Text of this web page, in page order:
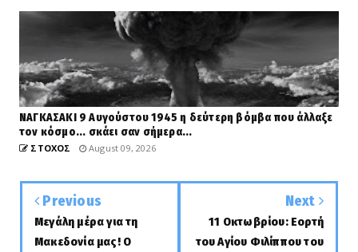
ΝΑΓΚΑΣΑΚΙ 9 Αυγούστου 1945 η δεύτερη βόμβα που άλλαξε
τον κόσμο... σκάει σαν σήμερα...
ΣΤΟΧΟΣ August 09, 2026
Previous
Μεγάλη μέρα για τη
Μακεδονία μας! Ο
Next
11 Οκτωβρίου: Εορτή
του Αγίου Φιλίππου του